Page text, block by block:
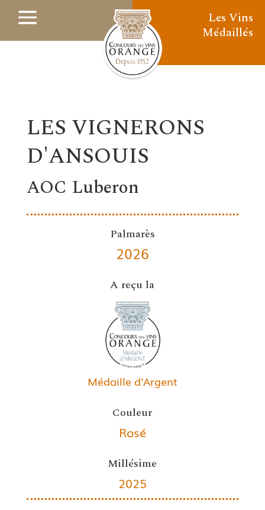
Les Vins
Médaillés
LES VIGNERONS
D'ANSOUIS
AOC Luberon
Palmarès
2026
A reçu la
Médaille d'Argent
Couleur
Rosé
Millésime
2025